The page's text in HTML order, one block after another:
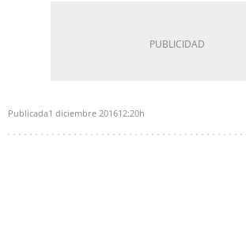
Publicada1 diciembre 201612:20h